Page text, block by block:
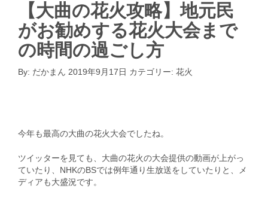
【大曲の花火攻略】地元民
がお勧めする花火大会まで
の時間の過ごし方
By: だかまん 2019年9月17日 カテゴリー: 花火
今年も最高の大曲の花火大会でしたね。
ツイッターを見ても、大曲の花火の大会提供の動画が上がっ
ていたり、NHKのBSでは例年通り生放送をしていたりと、メ
ディアも大盛況です。